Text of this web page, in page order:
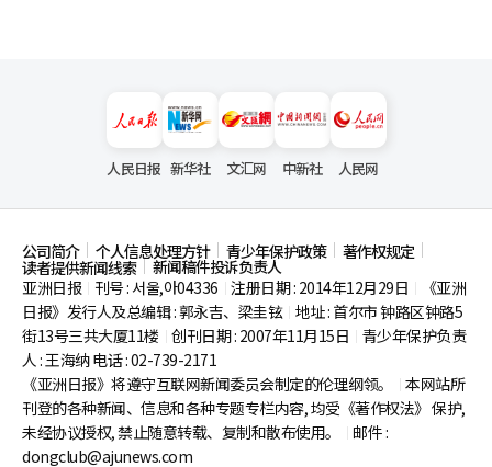
人民日报 新华社 文汇网 中新社 人民网
公司简介 个人信息处理方针 青少年保护政策 著作权规定
读者提供新闻线索
新闻稿件投诉负责人
亚洲日报
刊号 : 서울,아04336 注册日期 : 2014年12月29日
《亚洲
日报》发行人及总编辑 : 郭永吉、梁圭铉 地址 : 首尔市钟路区钟路5
街13号三共大厦11楼 创刊日期 : 2007年11月15日
青少年保护负责
人 : 王海纳 电话 : 02-739-2171
《亚洲日报》将遵守互联网新闻委员会制定的伦理纲领。
本网站所
刊登的各种新闻、信息和各种专题专栏内容, 均受《著作权法》 保护,
未经协议授权, 禁止随意转载、复制和散布使用。
邮件 :
dongclub@ajunews.com